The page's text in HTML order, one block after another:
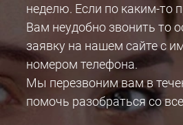
неделю. Если по каким-то
Вам неудобно звонить то
заявку на нашем сайте с
номером телефона.
Мы перезвоним вам в
помочь разобраться со